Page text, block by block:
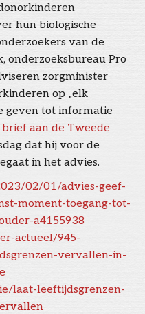
hun biologische
van de
onderzoeksbureau Pro
zorgminister
op „elk
geven tot informatie
brief aan de Tweede
dat hij voor de
in het advies.
02/01/advies-geef-
moment-toegang-tot-
a4155938
actueel/945-
vervallen-in-
laat-leeftijdsgrenzen-